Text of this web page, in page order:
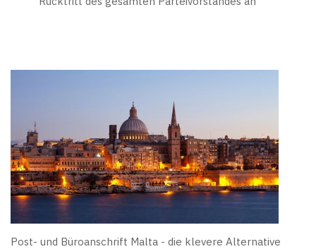
Post- und Büroanschrift Malta - die klevere Alternative